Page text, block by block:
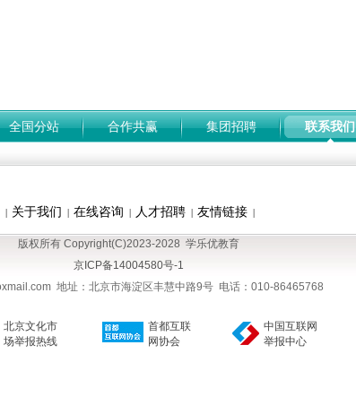
全国分站 合作共赢 集团招聘 联系我们
| 关于我们 | 在线咨询 | 人才招聘 | 友情链接 |
版权所有 Copyright(C)2023-2028 学乐优教育
京ICP备14004580号-1
地址：北京市海淀区丰慧中路9号 电话：010-86465768
北京文化市
场举报热线
首都互联
网协会
中国互联网
举报中心